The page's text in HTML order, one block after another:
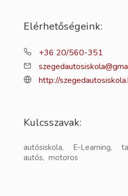
Elérhetőségeink:
+36 20/560-351
http://
Kulcsszavak:
autósiskola, E-Learning,
autós, motoros